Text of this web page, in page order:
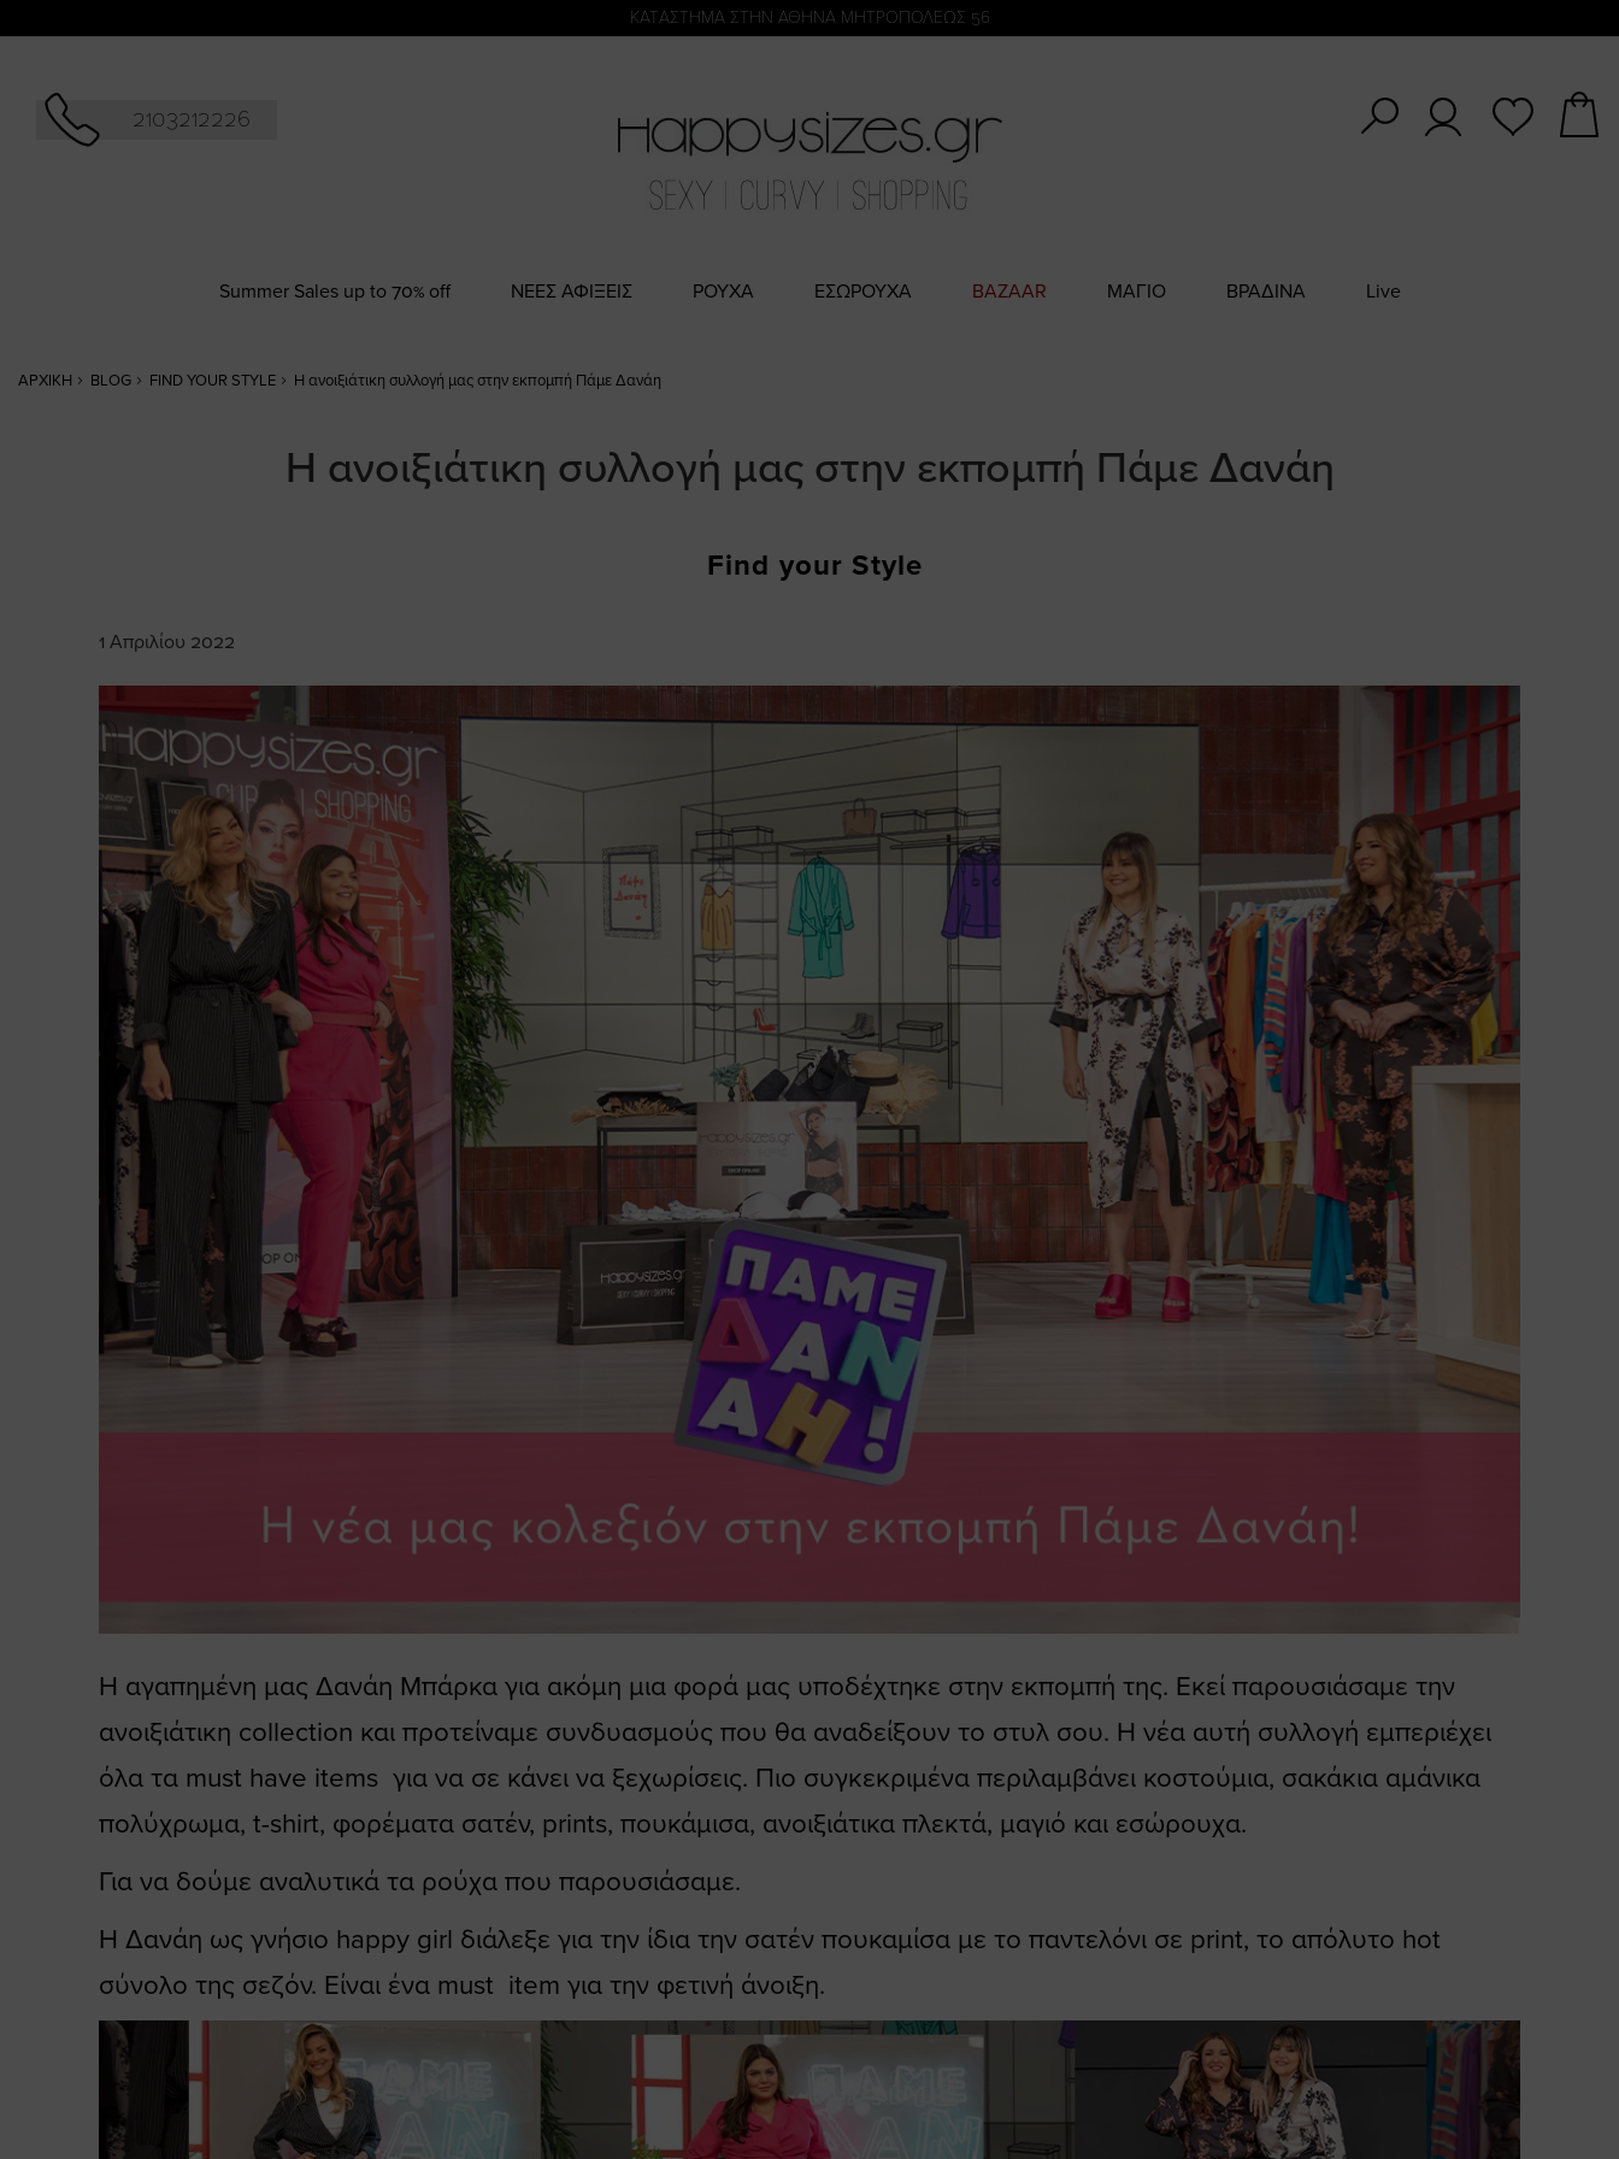
KATΑΣΤΗΜΑ ΣΤΗΝ ΑΘΗΝΑ ΜΗΤΡΟΠΟΛΕΩΣ 56
2103212226
Summer Sales up to 70% off NΕΕΣ ΑΦΙΞΕΙΣ ΡΟΥΧΑ ΕΣΩΡΟΥΧΑ BAZAAR ΜΑΓΙΟ ΒΡΑΔΙΝΑ Live
ΑΡΧΙΚΉ BLOG FIND YOUR STYLE H ανοιξιάτικη συλλογή μας στην εκπομπή Πάμε Δανάη
H ανοιξιάτικη συλλογή μας στην εκπομπή Πάμε Δανάη
Find your Style
1 Απριλίου 2022
Η αγαπημένη μας Δανάη Μπάρκα για ακόμη μια φορά μας υποδέχτηκε στην εκπομπή της. Εκεί παρουσιάσαμε την
ανοιξιάτικη collection και προτείναμε συνδυασμούς που θα αναδείξουν το στυλ σου. Η νέα αυτή συλλογή εμπεριέχει
όλα τα must have items για να σε κάνει να ξεχωρίσεις. Πιο συγκεκριμένα περιλαμβάνει κοστούμια, σακάκια αμάνικα
πολύχρωμα, t-shirt, φορέματα σατέν, prints, πουκάμισα, ανοιξιάτικα πλεκτά, μαγιό και εσώρουχα.
Για να δούμε αναλυτικά τα ρούχα που παρουσιάσαμε.
Η Δανάη ως γνήσιο happy girl διάλεξε για την ίδια την σατέν πουκαμίσα με το παντελόνι σε print, το απόλυτο hot
σύνολο της σεζόν. Είναι ένα must item για την φετινή άνοιξη.